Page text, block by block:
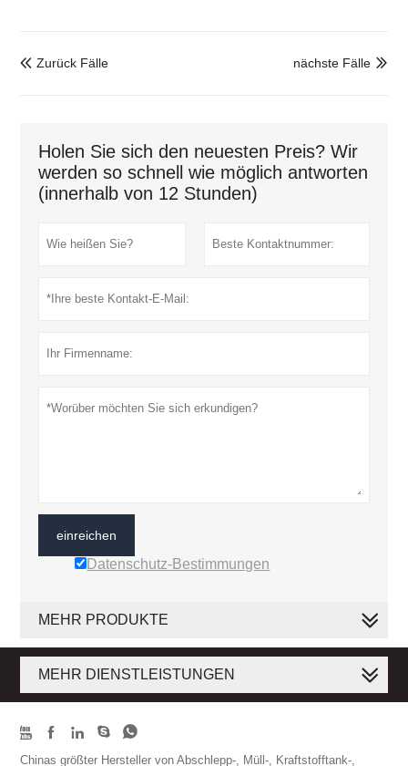
 Zurück Fälle 
nächste Fälle
Holen Sie sich den neuesten Preis? Wir
werden so schnell wie möglich antworten
(innerhalb von 12 Stunden)
einreichen
Datenschutz-Bestimmungen
MEHR PRODUKTE
MEHR DIENSTLEISTUNGEN
    
Chinas größter Hersteller von Abschlepp-, Müll-, Kraftstofftank-,